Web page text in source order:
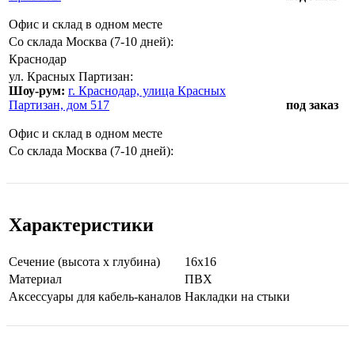
Офис и склад в одном месте
Со склада Москва (7-10 дней):
Краснодар
ул. Красных Партизан:
Шоу-рум: г. Краснодар, улица Красных
Партизан, дом 517
Офис и склад в одном месте
под заказ
Со склада Москва (7-10 дней):
Характеристики
Сечение (высота х глубина)
16x16
Мaтериал
ПВХ
Аксессуары для кабель-каналов Накладки на стыки